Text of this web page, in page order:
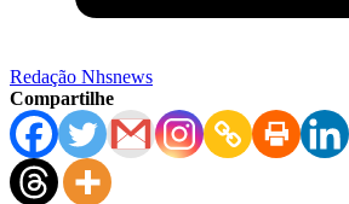
Redação Nhsnews
Compartilhe